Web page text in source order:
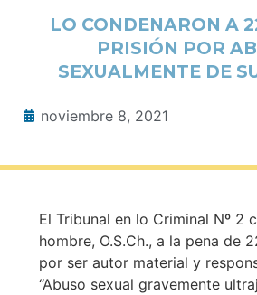
LO CONDENARON A
PRISIÓN POR
SEXUALMENTE DE
noviembre 8, 2021
El Tribunal en lo Criminal Nº 2
hombre, O.S.Ch., a la pena de
por ser autor material y
“Abuso sexual gravemente